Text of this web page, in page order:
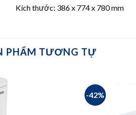
Kích thước: 386 x 774 x 780 mm
PHẨM TƯƠNG TỰ
-42%